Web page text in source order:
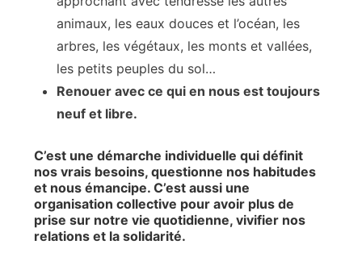
animaux, les eaux douces et l’océan, les
arbres, les végétaux, les monts et vallées,
les petits peuples du sol…
Renouer avec ce qui en nous est toujours
neuf et libre.
C’est une démarche individuelle qui définit
nos vrais besoins, questionne nos habitudes
et nous émancipe. C’est aussi une
organisation collective pour avoir plus de
prise sur notre vie quotidienne, vivifier nos
relations et la solidarité.